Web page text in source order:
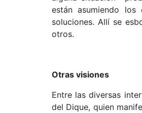
están asumiendo
soluciones. Allí se
otros.
Otras visiones
Entre las diversas
del Dique, quien